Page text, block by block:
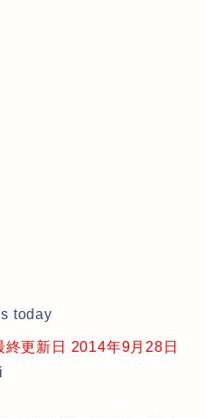
today
更新日 2014年9月28日